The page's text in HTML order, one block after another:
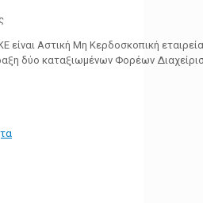
Αστική Μη Κερδοσκοπική
δύο καταξιωμένων Φορέων